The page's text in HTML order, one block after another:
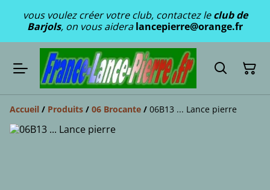
vous voulez créer votre club, contactez leclub de
Barjols, on vous aideralancepierre@orange.fr
Accueil / Produits / 06 Brocante / 06B13 ... Lance pierre